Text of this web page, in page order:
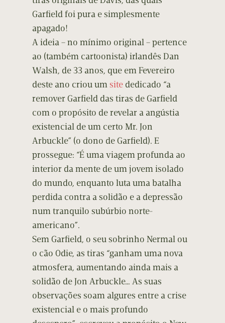
Garfield foi pura e simplesmente
apagado!
A ideia – no mínimo original – pertence
ao (também cartoonista) irlandês Dan
Walsh, de 33 anos, que em Fevereiro
deste ano criou umsite dedicado “a
remover Garfield das tiras de Garfield
com o propósito de revelar a angústia
existencial de um certo Mr. Jon
Arbuckle” (o dono de Garfield). E
prossegue: “É uma viagem profunda ao
interior da mente de um jovem isolado
do mundo, enquanto luta uma batalha
perdida contra a solidão e a depressão
num tranquilo subúrbio norte-
americano”.
Sem Garfield, o seu sobrinho Nermal ou
o cão Odie, as tiras “ganham uma nova
atmosfera, aumentando ainda mais a
solidão de Jon Arbuckle… As suas
observações soam algures entre a crise
existencial e o mais profundo